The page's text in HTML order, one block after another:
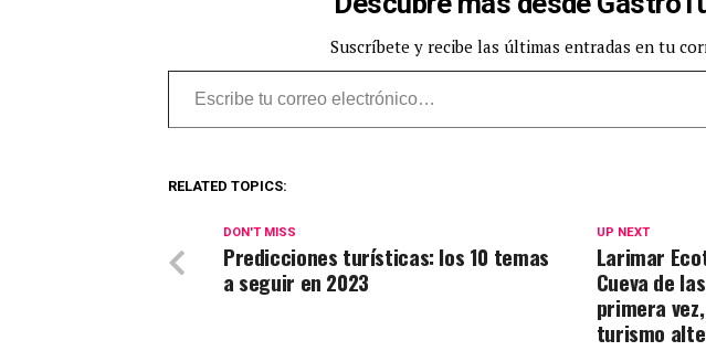
Suscríbete y recibe las últimas entradas en tu
Escribe tu correo electrónico…
RELATED TOPICS:
UP NEXT
Larimar
Cueva de
primera
turismo
DON'T MISS
Predicciones turísticas: los 10 temas
a seguir en 2023